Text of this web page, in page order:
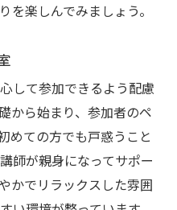
を楽しんでみましょう。
して参加できるよう配慮
から始まり、参加者のペ
めての方でも戸惑うこと
師が親身になってサポー
かでリラックスした雰囲